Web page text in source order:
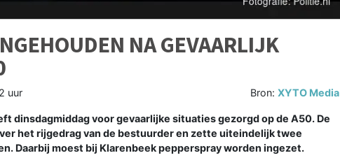
NA GEVAARLIJK
uur Bron:XYTO Media
dinsdagmiddag voor gevaarlijke situaties gezorgd op de A50. De
het rijgedrag van de bestuurder en zette uiteindelijk twee
Daarbij moest bij Klarenbeek pepperspray worden ingezet.